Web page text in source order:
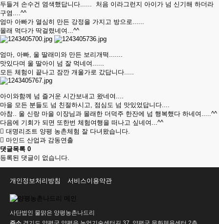
두들겨 손수건 염색했답니다...... 처음 이라그런지 아이가 넘 신기해 하더라
구염....^^
엄마 아빠가 열심히 만든 강정을 가지고 방으로......
몰래 먹다가 딱걸렸네여...^^
엄마, 아빠, 울 딸래미와 만든 보리개떡.......
맛있다며 울 딸아이 넘 잘 먹네여......
모든 체험이 끝나고 잠깐 개울가로 갔답니다.....
아이와함께 넘 즐거운 시간보내고 왔네여....
마을 모든 분들도 넘 친절하시고, 점심도 넘 맛있었답니다....
아참.. 울 신랑 마을 이장님과 몰래한 더덕주 한잔에 넘 행복했다 하네여.....^^
다음에 기회가 되면 또한번 체험여행을 떠나고 싶네여...^^
대명리조트 양평 농촌체험 잘 다녀왔습니다.
마인드 산업과 감동연출
댓글목록 0
등록된 댓글이 없습니다.
개인정보처리방침 서비스이용약관
사단법인 물맑은 양평농촌나드리